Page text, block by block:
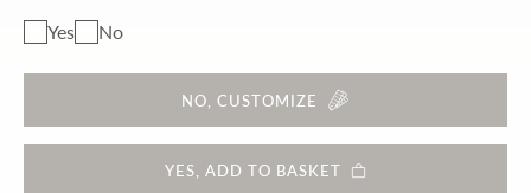
Yes No
NO, CUSTOMIZE
YES, ADD TO BASKET